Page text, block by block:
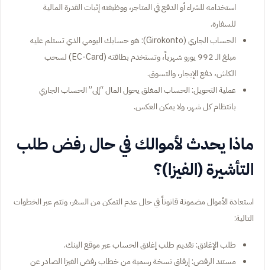
استخدامه للشراء أو الدفع في المتاجر، ووظيفته إثبات القدرة المالية
للسفارة.
الحساب الجاري (Girokonto): هو حسابك اليومي الذي تستلم عليه
مبلغ الـ 992 يورو شهرياً، وتستخدم بطاقته (EC-Card) لسحب
الكاش، دفع الإيجار، والتسوق.
عملية التحويل: الحساب المغلق يحول المال “إلى” الحساب الجاري
بانتظام كل شهر، ولا يمكن العكس.
ماذا يحدث لأموالك في حال رفض طلب
التأشيرة (الفيزا)؟
استعادة الأموال مضمونة قانوناً في حال عدم التمكن من السفر، وتتم عبر الخطوات
التالية:
طلب الإغلاق: تقديم طلب إغلاق الحساب عبر موقع البنك.
مستند الرفص: إرفاق نسخة رسمية من خطاب رفض الفيزا الصادر عن